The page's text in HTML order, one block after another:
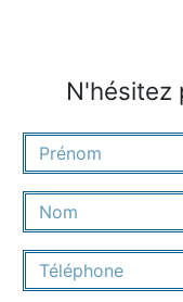
N'hésitez